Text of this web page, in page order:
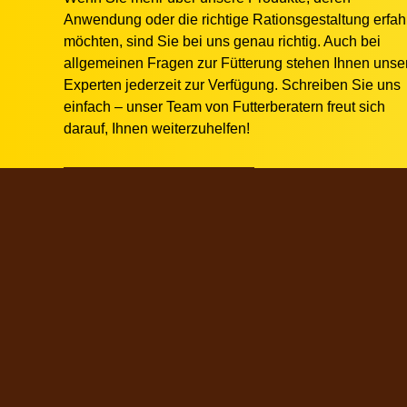
Anwendung oder die richtige Rationsgestaltung
möchten, sind Sie bei uns genau richtig. Auch bei
allgemeinen Fragen zur Fütterung stehen Ihnen
Experten jederzeit zur Verfügung. Schreiben Sie uns
einfach – unser Team von Futterberatern freut sich
darauf, Ihnen weiterzuhelfen!